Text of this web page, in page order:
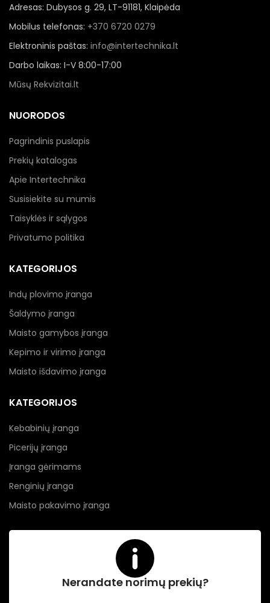
Adresas: Dubysos g. 29, LT-91181, Klaipėda
Mobilus telefonas: +370 6720 0279
Elektroninis paštas: info@intertechnika.lt
Darbo laikas: I-V 8:00-17:00
Mūsų Rekvizitai.lt
NUORODOS
Pagrindinis puslapis
Prekių katalogas
Apie Intertechnika
Susisiekite su mumis
Taisyklės ir sąlygos
Privatumo politika
KATEGORIJOS
Indų plovimo įranga
Šaldymo įranga
Maisto gamybos įranga
Kepimo ir virimo įranga
Maisto išdavimo įranga
KATEGORIJOS
Kebabinių įranga
Picerijų įranga
Įranga gėrimams
Renginių įranga
Maisto pakavimo įranga
Nerandate norimų prekių?